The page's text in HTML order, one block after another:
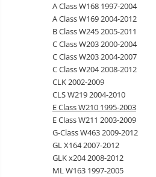
Piese si accesorii telefoane
Producatori telefoane
Telefoane mobile RugOne
Telefoane mobile Doogee
Telefoane mobile Oukitel
Telefoane mobile Ulefone
Telefoane mobile Unihertz
Telefoane mobile Cubot
Telefoane mobile Blackview
Telefoane mobile OSCAL
A Class W168 1997-2004
A Class W169 2004-2012
B Class W245 2005-2011
C Class W203 2000-2004
C Class W203 2004-2007
C Class W204 2008-2012
CLK 2002-2009
CLS W219 2004-2010
E Class W210 1995-2003
E Class W211 2003-2009
G-Class W463 2009-2012
GL X164 2007-2012
GLK x204 2008-2012
ML W163 1997-2005